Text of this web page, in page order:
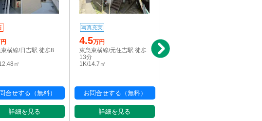
横線/日吉駅 徒歩8
㎡
合せする（無料）
詳細を見る
写真充実
4.5万円
東急東横線/元住吉駅 徒歩
13分
1K/14.7㎡
お問合せする（無料）
詳細を見る
東急東横線/日吉駅 徒歩7